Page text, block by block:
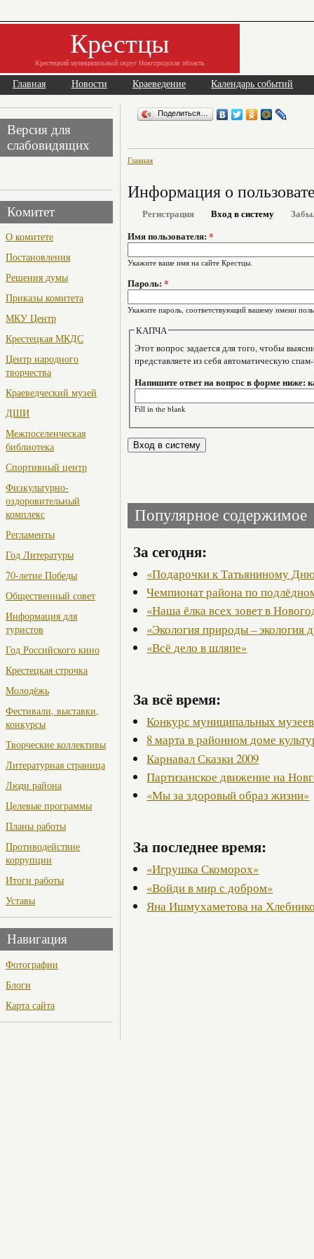
Крестцы
Крестецкий муниципальный округ Новгородская область
Главная Новости Краеведение Календарь событий
Версия для
слабовидящих
Комитет
О комитете
Постановления
Решения думы
Приказы комитета
МКУ Центр
Крестецкая МКДС
Центр народного
творчества
Краеведческий музей
ДШИ
Межпоселенческая
библиотека
Спортивный центр
Физкультурно-
оздоровительный
комплекс
Регламенты
Год Литературы
70-летие Победы
Общественный совет
Информация для
туристов
Год Российского кино
Крестецкая строчка
Молодёжь
Фестивали, выставки,
конкурсы
Творческие коллективы
Литературная страница
Люди района
Целевые программы
Планы работы
Противодействие
коррупции
Итоги работы
Уставы
Навигация
Фотографии
Блоги
Карта сайта
Поделиться…
Главная
Информация о
Регистрация Вход в систему
Имя пользователя: *
Укажите ваше имя на сайте Крестцы.
Пароль: *
Укажите пароль, соответствующий вашему имени
КАПЧА
Этот вопрос задается для того, чтобы выяснить,
представляете из себя автоматическую
Напишите ответ на вопрос в форме ниже:
Fill in the blank
Популярное содержимое
За сегодня:
«Подарочки к Татьяниному
Чемпионат района по
«Наша ёлка всех зовет в
«Экология природы – экология
«Всё дело в шляпе»
За всё время:
Конкурс муниципальных музеев
8 марта в районном доме
Карнавал Сказки 2009
Партизанское движение на
«Мы за здоровый образ жизни»
За последнее время:
«Игрушка Скоморох»
«Войди в мир с добром»
Яна Ишмухаметова на